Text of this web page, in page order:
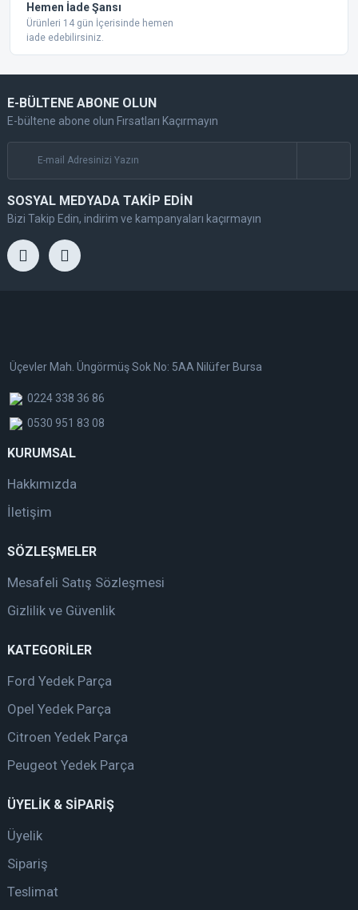
Hemen İade Şansı
Ürünleri 14 gün İçerisinde hemen
iade edebilirsiniz.
E-BÜLTENE ABONE OLUN
E-bültene abone olun Fırsatları Kaçırmayın
SOSYAL MEDYADA TAKİP EDİN
Bizi Takip Edin, indirim ve kampanyaları kaçırmayın
Üçevler Mah. Üngörmüş Sok No: 5AA Nilüfer Bursa
0224 338 36 86
0530 951 83 08
KURUMSAL
Hakkımızda
İletişim
SÖZLEŞMELER
Mesafeli Satış Sözleşmesi
Gizlilik ve Güvenlik
KATEGORİLER
Ford Yedek Parça
Opel Yedek Parça
Citroen Yedek Parça
Peugeot Yedek Parça
ÜYELİK & SİPARİŞ
Üyelik
Sipariş
Teslimat